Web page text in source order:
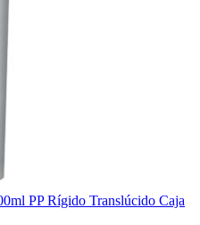
PP Rígido Translúcido Caja